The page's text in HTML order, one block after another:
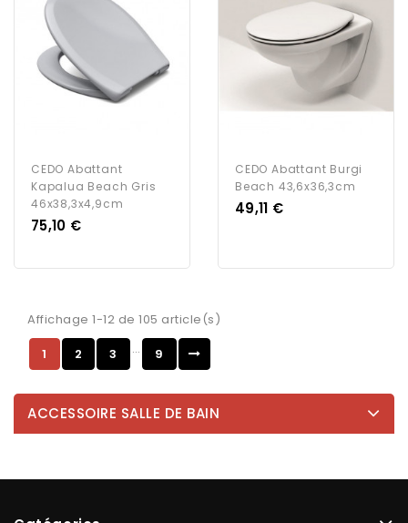
CEDO Abattant
Kapalua Beach Gris
46x38,3x4,9cm
Prix
75,10 €
CEDO Abattant Burgi
Beach 43,6x36,3cm
Prix
49,11 €
Affichage 1-12 de 105 article(s)
1
2 3 … 9
ACCESSOIRE SALLE DE BAIN